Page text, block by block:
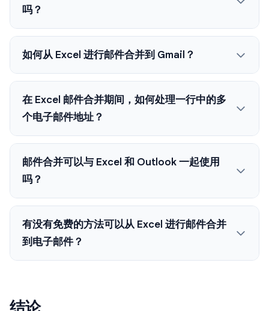
吗？
如何从 Excel 进行邮件合并到 Gmail？
在 Excel 邮件合并期间，如何处理一行中的多
个电子邮件地址？
邮件合并可以与 Excel 和 Outlook 一起使用
吗？
有没有免费的方法可以从 Excel 进行邮件合并
到电子邮件？